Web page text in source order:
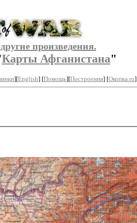
другие произведения.
Карты Афганистана"
][English] [Помощь][Построения] [Окопка.ru]